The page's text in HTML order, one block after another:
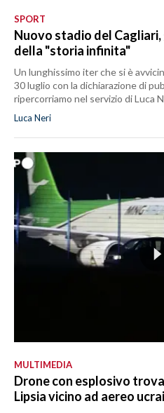
SPORT
Nuovo stadio del
della "storia infinita"
Un lunghissimo iter che si è
30 luglio con la dichiarazione di
ripercorriamo nel servizio di Luca
Luca Neri
MULTIMEDIA
Drone con esplosivo
Lipsia vicino ad aereo